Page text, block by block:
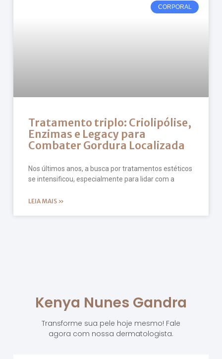
CORPORAL
Tratamento triplo: Criolipólise,
Enzimas e Legacy para
Combater Gordura Localizada
Nos últimos anos, a busca por tratamentos estéticos
se intensificou, especialmente para lidar com a
LEIA MAIS »
Kenya Nunes Gandra
Transforme sua pele hoje mesmo! Fale
agora com nossa dermatologista.